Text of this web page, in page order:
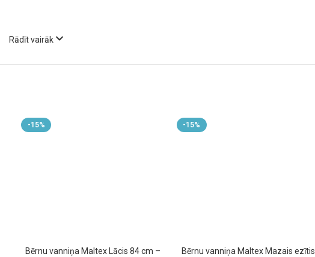
Rādīt vairāk
-15%
Bērnu vanniņa Maltex Lācis 84 cm –
-15%
Bērnu vanniņa Maltex Mazais ezītis